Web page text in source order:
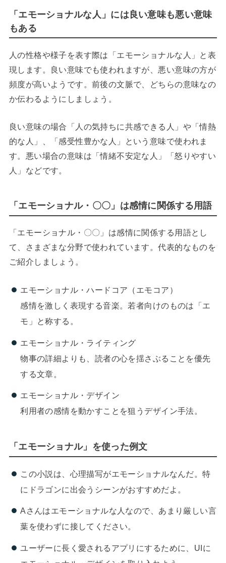
「エモーショナルな人」には良い意味も悪い意味
もある
人の性格や様子を表す際は「エモーショナルな人」と表
現します。良い意味でも使われますが、悪い意味の方が
頻度が高いようです。前後の文脈で、どちらの意味なの
か伝わるようにしましょう。
良い意味の場合「人の気持ちに共感できる人」や「情熱
的な人」、「感受性豊かな人」という意味で使われま
す。悪い場合の意味は「情緒不安定な人」「怒りやすい
人」などです。
「エモーショナル・〇〇」は感情に関係する用語
「エモーショナル・〇〇」は感情に関係する用語とし
て、さまざまな分野で使われています。代表的なものを
ご紹介しましょう。
エモーショナル・ハードコア（エモコア）
感情を激しく表現する音楽。若者向けのものは「エ
モ」と称する。
エモーショナル・ライティング
物事の詳細よりも、読者の心を揺さぶることを優先
する文章。
エモーショナル・デザイン
利用者の感情を動かすことを狙うデザイン手法。
「エモーショナル」を使った例文
この小説は、心理描写がエモーショナルなんだ。特
にドラゴンに出会うシーンがおすすめだよ。
Aさんはエモーショナルな人なので、あまり厳しい言
葉を使わずに接してください。
ユーザーに長く愛されるアプリにするために、UIに